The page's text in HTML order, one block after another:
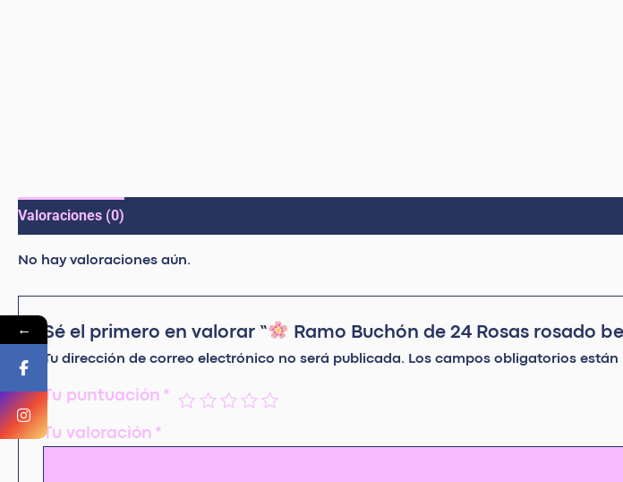
Valoraciones (0)
No hay valoraciones aún.
Sé el primero en valorar “ Ramo Buchón de 24 Rosas rosado
Tu dirección de correo electrónico no será publicada. Los campos obligatorios
Tu puntuación *
Tu valoración *
←